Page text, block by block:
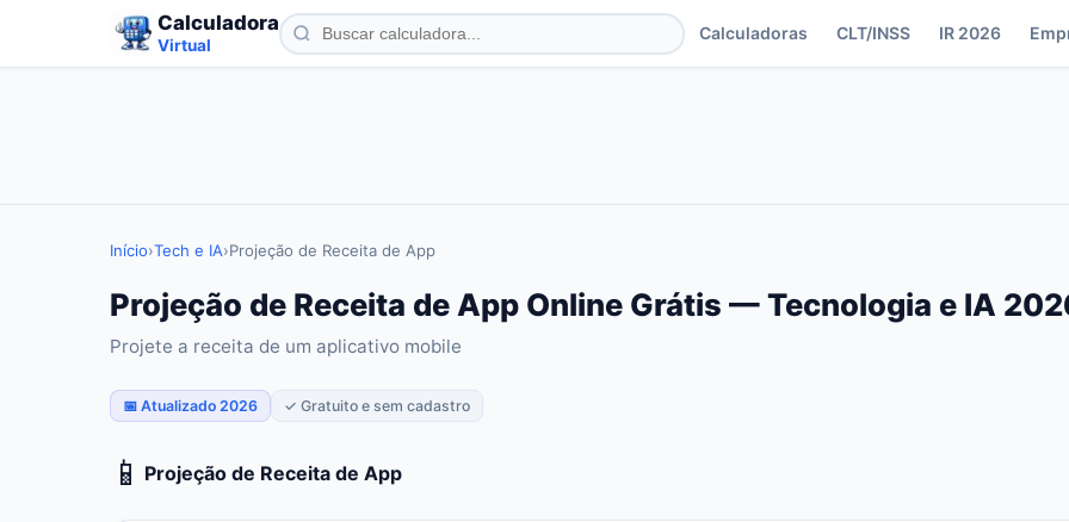
Calculadora
Virtual
Calculadoras CLT/INSS IR 2026
Início›Tech e IA›Projeção de Receita de App
Projeção de Receita de App Online Grátis — Tecnologia e IA
Projete a receita de um aplicativo mobile
📅 Atualizado 2026 ✓ Gratuito e sem cadastro
📱 Projeção de Receita de App